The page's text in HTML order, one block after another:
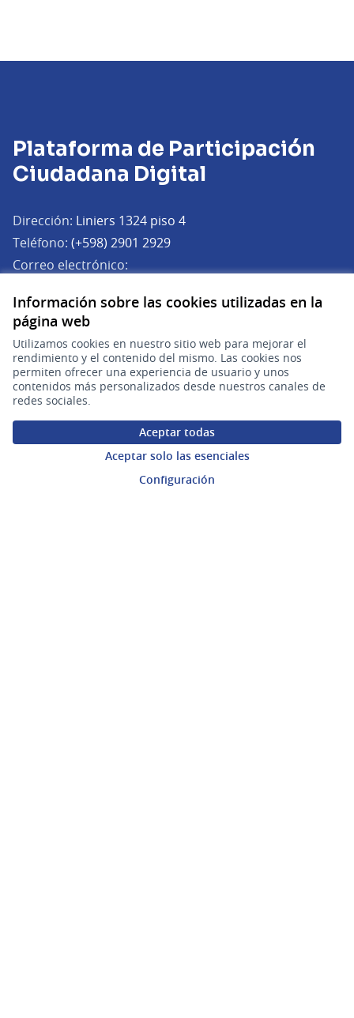
Información sobre las cookies utilizadas en la
página web
Utilizamos cookies en nuestro sitio web para mejorar el
rendimiento y el contenido del mismo. Las cookies nos
permiten ofrecer una experiencia de usuario y unos
contenidos más personalizados desde nuestros canales de
redes sociales.
Aceptar todas
Aceptar solo las esenciales
Configuración
Plataforma de Participación
Ciudadana Digital
Dirección: Liniers 1324 piso 4
Teléfono: (+598) 2901 2929
Correo electrónico:
Horario de atención:
Lunes a viernes de 9:30 a 17:30 hs.
Plataforma de Participación Ciudadana Digital en X
(Enlace externo)
Plataforma de Participación Ciudadana Digital en Facebook
(Enlace externo)
Plataforma de Participación Ciudadana Digital en
(Enlace externo)
Participá
Procesos